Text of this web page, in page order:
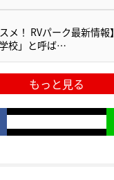
メ！ RVパーク最新情報】
校」と呼ば…
もっと見る